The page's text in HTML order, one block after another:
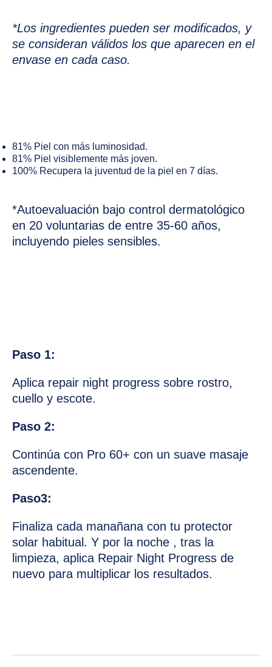
*Los ingredientes pueden ser modificados, y
se consideran válidos los que aparecen en el
envase en cada caso.
81% Piel con más luminosidad.
81% Piel visiblemente más joven.
100% Recupera la juventud de la piel en 7 días.
*Autoevaluación bajo control dermatológico
en 20 voluntarias de entre 35-60 años,
incluyendo pieles sensibles.
Paso 1:
Aplica repair night progress sobre rostro,
cuello y escote.
Paso 2:
Continúa con Pro 60+ con un suave masaje
ascendente.
Paso3:
Finaliza cada manañana con tu protector
solar habitual. Y por la noche , tras la
limpieza, aplica Repair Night Progress de
nuevo para multiplicar los resultados.